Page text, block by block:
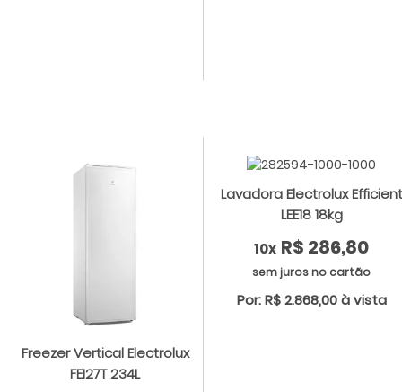
Freezer Vertical Electrolux
FEI27T 234L
Lavadora Electrolux Efficient
LEE18 18kg
10x R$ 286,80
sem juros no cartão
Por: R$ 2.868,00 à vista